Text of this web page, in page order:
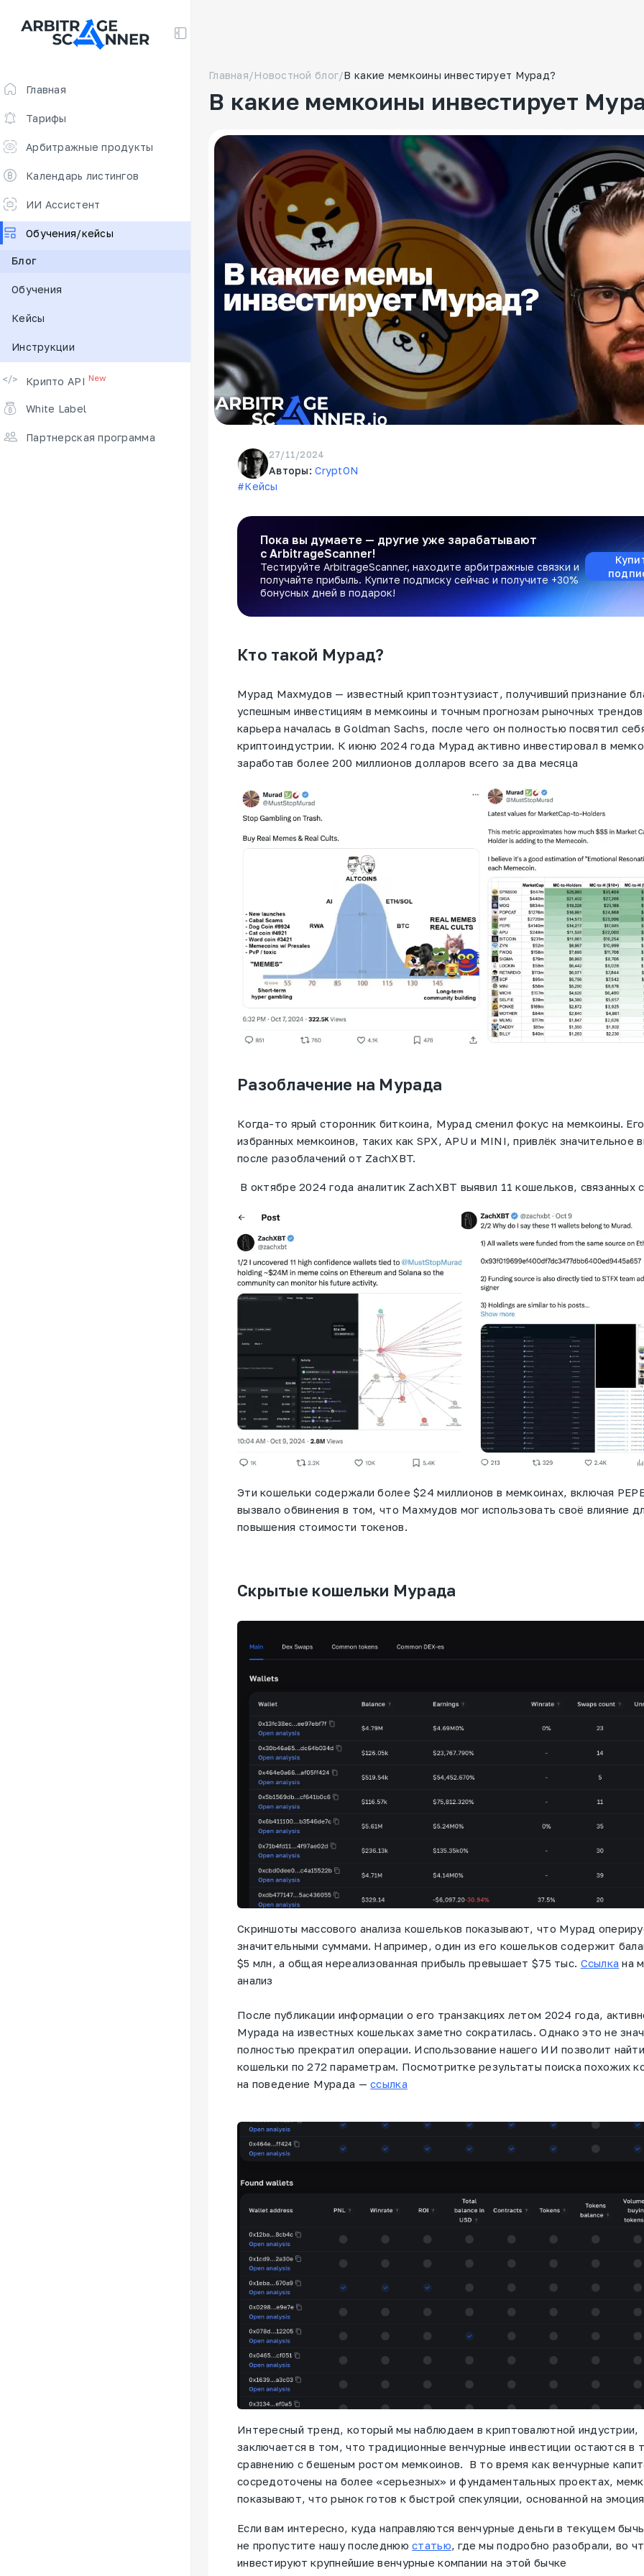
Главная
Тарифы
Арбитражные продукты
Скринер для арбитража
Арбитраж фьючерсов 🔥
Ставки финансирования
Сканер для арбитража
DEX scanner
Калькулятор спредов
Поддерживаемые биржи
Календарь листингов
ИИ Ассистент
Обучения/кейсы
Блог
Обучения
Кейсы
Инструкции
Крипто API New
White Label
Партнерская программа
Главная/Новостной блог/В какие мемкоины инвестирует Мурад?
В какие мемкоины инвестирует
27/11/2024
Авторы:CryptON
#Кейсы
Пока вы думаете — другие уже зарабатывают
с ArbitrageScanner!
Тестируйте ArbitrageScanner, находите арбитражные связки и
получайте прибыль. Купите подписку сейчас и получите +30%
бонусных дней в подарок!
Кто такой Мурад?
Мурад Махмудов — известный криптоэнтузиаст, получивший признание
успешным инвестициям в мемкоины и точным прогнозам рыночных
карьера началась в Goldman Sachs, после чего он полностью посвятил
криптоиндустрии. К июню 2024 года Мурад активно инвестировал в
заработав более 200 миллионов долларов всего за два месяца
Разоблачение на Мурада
Когда-то ярый сторонник биткоина, Мурад сменил фокус на мемкоины.
избранных мемкоинов, таких как SPX, APU и MINI, привлёк значительное
после разоблачений от ZachXBT.
В октябре 2024 года аналитик ZachXBT выявил 11 кошельков, связанных
Эти кошельки содержали более $24 миллионов в мемкоинах, включая
вызвало обвинения в том, что Махмудов мог использовать своё влияние
повышения стоимости токенов.
Скрытые кошельки Мурада
Скриншоты массового анализа кошельков показывают, что Мурад
значительными суммами. Например, один из его кошельков содержит
$5 млн, а общая нереализованная прибыль превышает $75 тыс. Ссылка на
анализ
После публикации информации о его транзакциях летом 2024 года,
Мурада на известных кошельках заметно сократилась. Однако это не
полностью прекратил операции. Использование нашего ИИ позволит
кошельки по 272 параметрам. Посмотритке результаты поиска похожих
на поведение Мурада —ссылка
Интересный тренд, который мы наблюдаем в криптовалютной индустрии,
заключается в том, что традиционные венчурные инвестиции остаются в
сравнению с бешеным ростом мемкоинов. В то время как венчурные
сосредоточены на более «серьезных» и фундаментальных проектах,
показывают, что рынок готов к быстрой спекуляции, основанной на
Если вам интересно, куда направляются венчурные деньги в текущем
не пропустите нашу последнююстатью, где мы подробно разобрали, во
инвестируют крупнейшие венчурные компании на этой бычке